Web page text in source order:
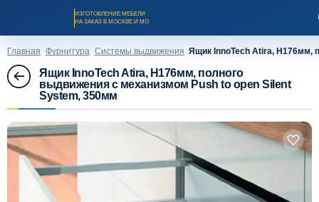
ИЗГОТОВЛЕНИЕ МЕБЕЛИ
НА ЗАКАЗ В МОСКВЕ И МО
Заказать звонок
Каталог мебели на заказ
Главная Фурнитура Системы выдвижения Ящик InnoTech Atira, H176мм,
Ящик InnoTech Atira, H176мм, полного
выдвижения с механизмом Push to open Silent
System, 350мм